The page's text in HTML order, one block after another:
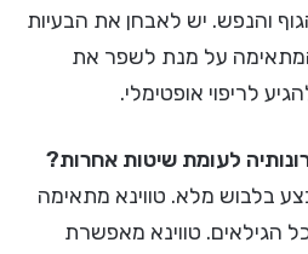
והנפש. יש לאבחן את הבעיות
על מנת לשפר את
לריפוי אופטימלי.
לעומת שיטות אחרות?
בלבוש מלא. טווינא מתאימה
הגילאים. טווינא מאפשרת